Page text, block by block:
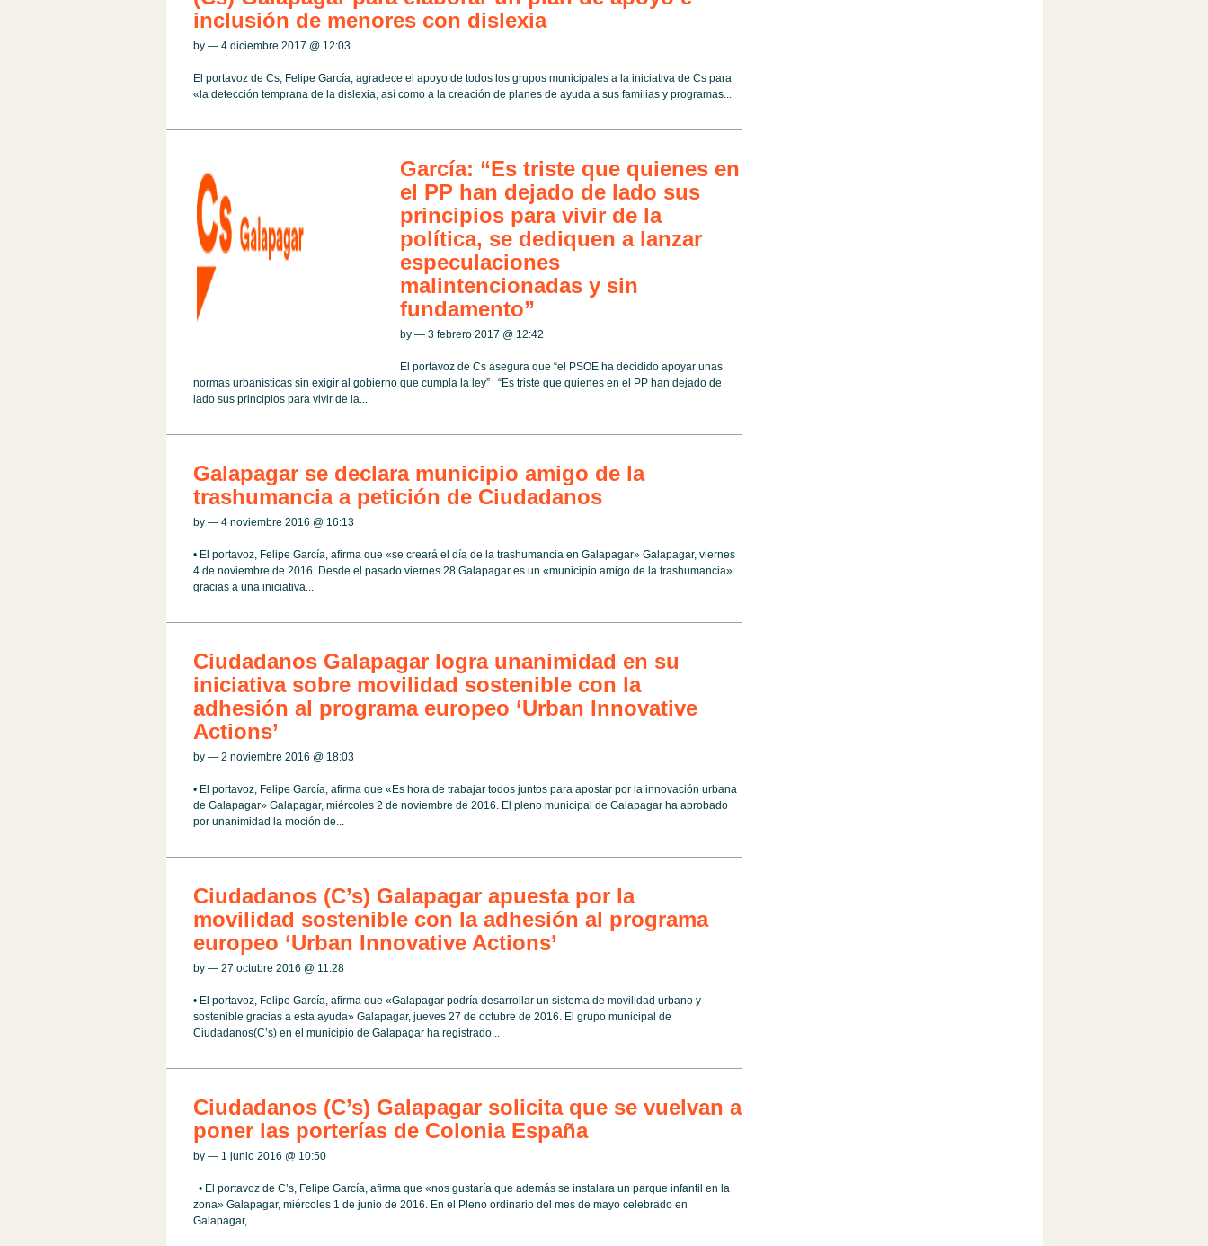
inclusión de menores con dislexia
by — 4 diciembre 2017 @ 12:03
El portavoz de Cs, Felipe García, agradece el apoyo de todos los grupos municipales a la iniciativa de Cs para
«la detección temprana de la dislexia, así como a la creación de planes de ayuda a sus familias y programas...
García: “Es triste que quienes en
el PP han dejado de lado sus
principios para vivir de la
política, se dediquen a lanzar
especulaciones
malintencionadas y sin
fundamento”
by — 3 febrero 2017 @ 12:42
El portavoz de Cs asegura que “el PSOE ha decidido apoyar unas
normas urbanísticas sin exigir al gobierno que cumpla la ley” “Es triste que quienes en el PP han dejado de
lado sus principios para vivir de la...
Galapagar se declara municipio amigo de la
trashumancia a petición de Ciudadanos
by — 4 noviembre 2016 @ 16:13
• El portavoz, Felipe García, afirma que «se creará el día de la trashumancia en Galapagar» Galapagar, viernes
4 de noviembre de 2016. Desde el pasado viernes 28 Galapagar es un «municipio amigo de la trashumancia»
gracias a una iniciativa...
Ciudadanos Galapagar logra unanimidad en su
iniciativa sobre movilidad sostenible con la
adhesión al programa europeo ‘Urban Innovative
Actions’
by — 2 noviembre 2016 @ 18:03
• El portavoz, Felipe García, afirma que «Es hora de trabajar todos juntos para apostar por la innovación urbana
de Galapagar» Galapagar, miércoles 2 de noviembre de 2016. El pleno municipal de Galapagar ha aprobado
por unanimidad la moción de...
Ciudadanos (C’s) Galapagar apuesta por la
movilidad sostenible con la adhesión al programa
europeo ‘Urban Innovative Actions’
by — 27 octubre 2016 @ 11:28
• El portavoz, Felipe García, afirma que «Galapagar podría desarrollar un sistema de movilidad urbano y
sostenible gracias a esta ayuda» Galapagar, jueves 27 de octubre de 2016. El grupo municipal de
Ciudadanos(C’s) en el municipio de Galapagar ha registrado...
Ciudadanos (C’s) Galapagar solicita que se vuelvan a
poner las porterías de Colonia España
by — 1 junio 2016 @ 10:50
• El portavoz de C’s, Felipe García, afirma que «nos gustaría que además se instalara un parque infantil en la
zona» Galapagar, miércoles 1 de junio de 2016. En el Pleno ordinario del mes de mayo celebrado en
Galapagar,...